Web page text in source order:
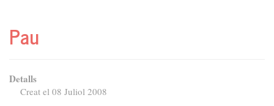
Pau
Detalls
Creat el 08 Juliol 2008